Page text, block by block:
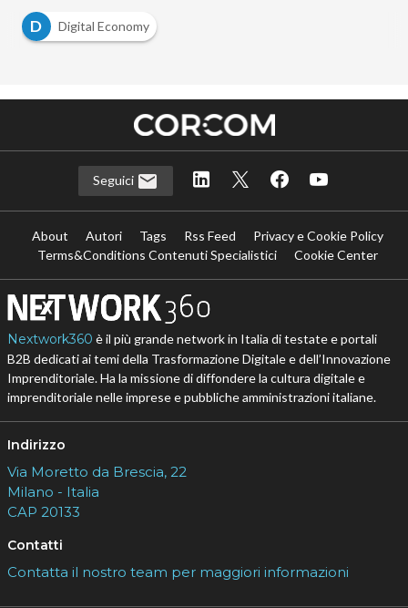
D
Digital Economy
Seguici
About Autori Tags Rss Feed
Privacy e Cookie Policy
Terms&Conditions Contenuti Specialistici
Cookie Center
Nextwork360 è il più grande network in Italia di testate e portali
B2B dedicati ai temi della Trasformazione Digitale e dell’Innovazione
Imprenditoriale. Ha la missione di diffondere la cultura digitale e
imprenditoriale nelle imprese e pubbliche amministrazioni italiane.
Indirizzo
Via Moretto da Brescia, 22
Milano - Italia
CAP 20133
Contatti
Contatta il nostro team per maggiori informazioni